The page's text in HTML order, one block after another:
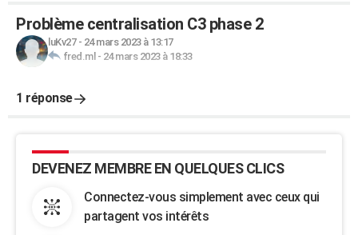
Problème centralisation C3 phase 2
luKv27- 24 mars 2023 à 13:17
fred.ml - 24 mars 2023 à 18:33
1 réponse
DEVENEZ MEMBRE EN QUELQUES CLICS
Connectez-vous simplement avec ceux qui
partagent vos intérêts